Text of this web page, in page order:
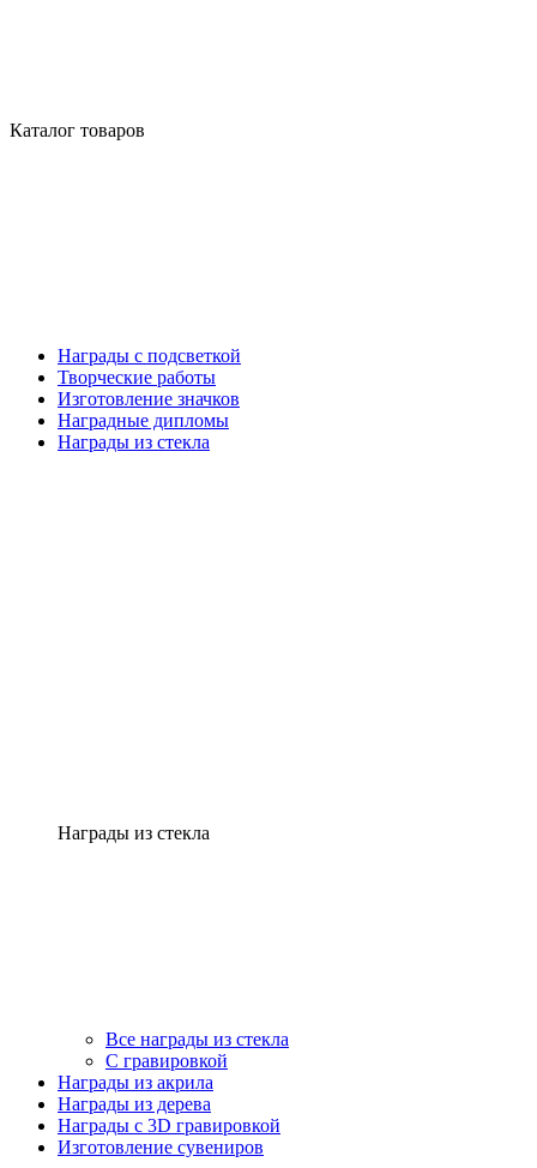
Каталог товаров
Награды с подсветкой
Творческие работы
Изготовление значков
Наградные дипломы
Награды из стекла
Награды из стекла
Все награды из стекла
С гравировкой
Награды из акрила
Награды из дерева
Награды с 3D гравировкой
Изготовление сувениров